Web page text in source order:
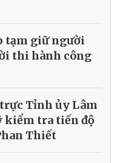
tạm giữ người
thi hành công
Tỉnh ủy Lâm
kiểm tra tiến độ
Thiết